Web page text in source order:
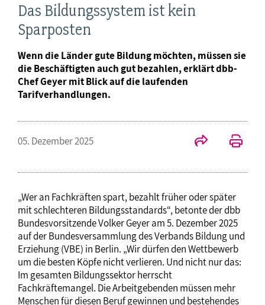
Das Bildungssystem ist kein
Sparposten
Wenn die Länder gute Bildung möchten, müssen sie
die Beschäftigten auch gut bezahlen, erklärt dbb-
Chef Geyer mit Blick auf die laufenden
Tarifverhandlungen.
05. Dezember 2025
„Wer an Fachkräften spart, bezahlt früher oder später
mit schlechteren Bildungsstandards“, betonte der dbb
Bundesvorsitzende Volker Geyer am 5. Dezember 2025
auf der Bundesversammlung des Verbands Bildung und
Erziehung (VBE) in Berlin. „Wir dürfen den Wettbewerb
um die besten Köpfe nicht verlieren. Und nicht nur das:
Im gesamten Bildungssektor herrscht
Fachkräftemangel. Die Arbeitgebenden müssen mehr
Menschen für diesen Beruf gewinnen und bestehendes